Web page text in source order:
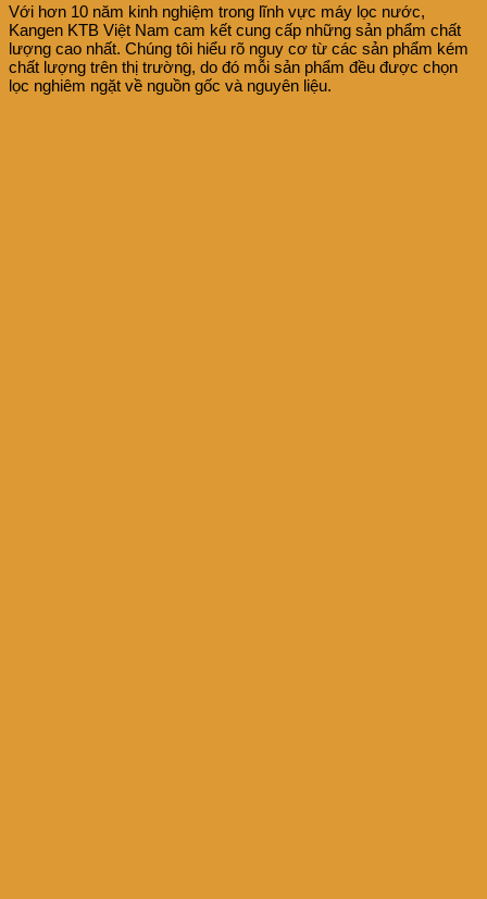
Với hơn 10 năm kinh nghiệm trong lĩnh vực máy lọc nước,
Kangen KTB Việt Nam cam kết cung cấp những sản phẩm chất
lượng cao nhất. Chúng tôi hiểu rõ nguy cơ từ các sản phẩm kém
chất lượng trên thị trường, do đó mỗi sản phẩm đều được chọn
lọc nghiêm ngặt về nguồn gốc và nguyên liệu.